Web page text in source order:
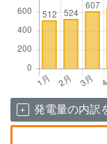
発電量の内訳